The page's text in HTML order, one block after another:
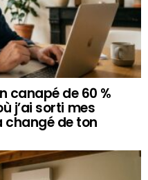
canapé de 60 %
j’ai sorti mes
changé de ton